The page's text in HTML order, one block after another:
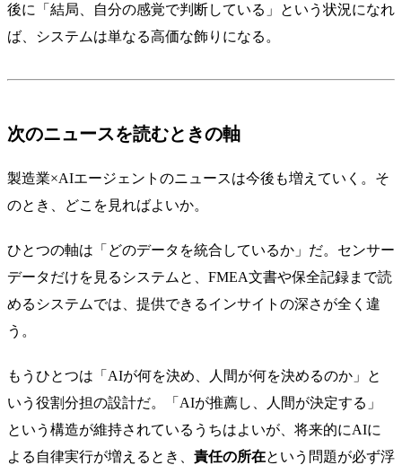
後に「結局、自分の感覚で判断している」という状況になれ
ば、システムは単なる高価な飾りになる。
次のニュースを読むときの軸
製造業×AIエージェントのニュースは今後も増えていく。そ
のとき、どこを見ればよいか。
ひとつの軸は「どのデータを統合しているか」だ。センサー
データだけを見るシステムと、FMEA文書や保全記録まで読
めるシステムでは、提供できるインサイトの深さが全く違
う。
もうひとつは「AIが何を決め、人間が何を決めるのか」と
いう役割分担の設計だ。「AIが推薦し、人間が決定する」
という構造が維持されているうちはよいが、将来的にAIに
よる自律実行が増えるとき、 責任の所在という問題が必ず浮